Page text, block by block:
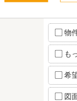
物
も
希
図